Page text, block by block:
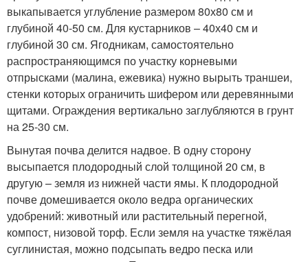
выкапывается углубление размером 80х80 см и
глубиной 40-50 см. Для кустарников – 40х40 см и
глубиной 30 см. Ягодникам, самостоятельно
распространяющимся по участку корневыми
отпрысками (малина, ежевика) нужно вырыть траншеи,
стенки которых ограничить шифером или деревянными
щитами. Ограждения вертикально заглубляются в грунт
на 25-30 см.
Вынутая почва делится надвое. В одну сторону
высыпается плодородный слой толщиной 20 см, в
другую – земля из нижней части ямы. К плодородной
почве домешивается около ведра органических
удобрений: животный или растительный перегной,
компост, низовой торф. Если земля на участке тяжёлая
суглинистая, можно подсыпать ведро песка или